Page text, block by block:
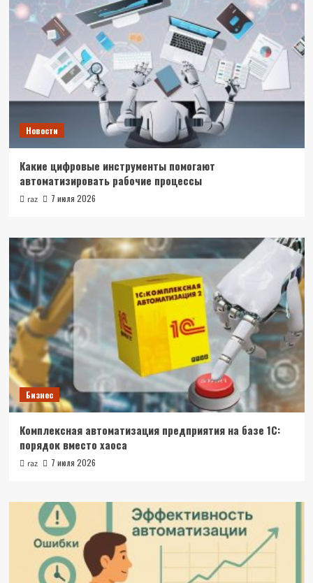
Новости
Какие цифровые инструменты помогают
автоматизировать рабочие процессы
raz 7 июля 2026
Бизнес
Комплексная автоматизация предприятия на базе 1С:
порядок вместо хаоса
raz 7 июля 2026